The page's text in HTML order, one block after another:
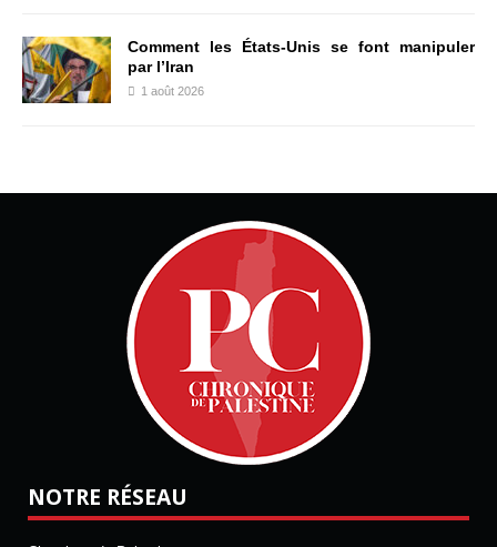
Comment les États-Unis se font manipuler
par l’Iran
1 août 2026
NOTRE RÉSEAU